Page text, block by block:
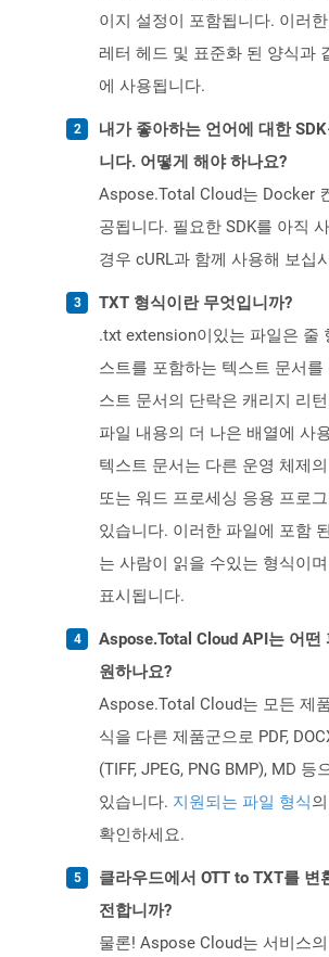
이지 설정이 포함됩니다. 이러
레터 헤드 및 표준화 된 양식과
에 사용됩니다.
내가 좋아하는 언어에 대한
니다. 어떻게 해야 하나요?
Aspose.Total Cloud는 Docker
공됩니다. 필요한 SDK를 아직
경우 cURL과 함께 사용해 보십
TXT 형식이란 무엇입니까?
.txt extension이있는 파일은 줄
스트를 포함하는 텍스트 문서를
스트 문서의 단락은 캐리지 리
파일 내용의 더 나은 배열에 사
텍스트 문서는 다른 운영 체제
또는 워드 프로세싱 응용 프로
있습니다. 이러한 파일에 포함
는 사람이 읽을 수있는 형식이
표시됩니다.
Aspose.Total Cloud API는 어떤
원하나요?
Aspose.Total Cloud는 모든 제
식을 다른 제품군으로 PDF,
(TIFF, JPEG, PNG BMP), MD 등
있습니다. 지원되는 파일 형식
확인하세요.
클라우드에서 OTT to TXT를 변
전합니까?
물론! Aspose Cloud는 서비스